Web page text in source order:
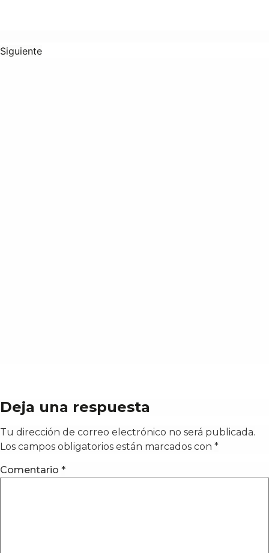
Siguiente
Deja una respuesta
Tu dirección de correo electrónico no será publicada.
Los campos obligatorios están marcados con *
Comentario *